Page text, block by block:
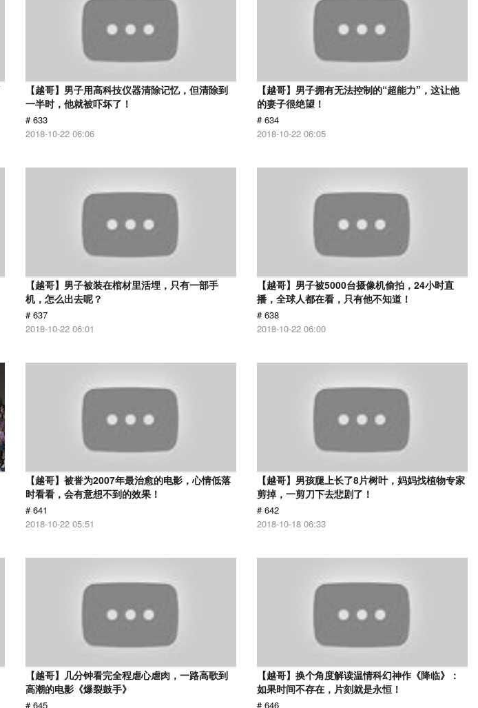
【越哥】男子用高科技仪器清除记忆，但清除到
一半时，他就被吓坏了！
# 633
2018-10-22 06:06
【越哥】男子拥有无法控制的“超能力”，这让他
的妻子很绝望！
# 634
2018-10-22 06:05
【越哥】男子被装在棺材里活埋，只有一部手
机，怎么出去呢？
# 637
2018-10-22 06:01
【越哥】男子被5000台摄像机偷拍，24小时直
播，全球人都在看，只有他不知道！
# 638
2018-10-22 06:00
【越哥】被誉为2007年最治愈的电影，心情低落
时看看，会有意想不到的效果！
# 641
2018-10-22 05:51
【越哥】男孩腿上长了8片树叶，妈妈找植物专家
剪掉，一剪刀下去悲剧了！
# 642
2018-10-18 06:33
【越哥】几分钟看完全程虐心虐肉，一路高歌到
高潮的电影《爆裂鼓手》
# 645
【越哥】换个角度解读温情科幻神作《降临》：
如果时间不存在，片刻就是永恒！
# 646